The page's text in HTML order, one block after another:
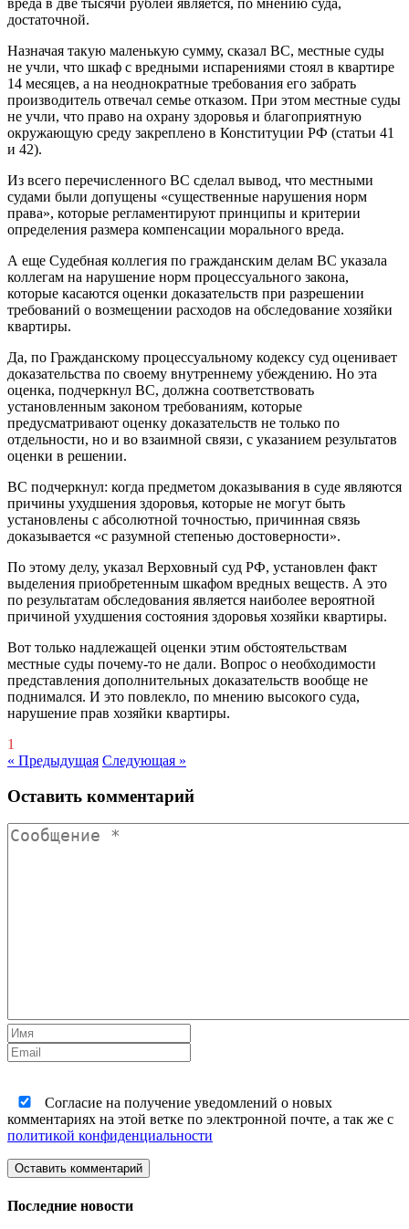
достаточной.
Назначая такую маленькую сумму, сказал ВС, местные суды
не учли, что шкаф с вредными испарениями стоял в квартире
14 месяцев, а на неоднократные требования его забрать
производитель отвечал семье отказом. При этом местные суды
не учли, что право на охрану здоровья и благоприятную
окружающую среду закреплено в Конституции РФ (статьи 41
и 42).
Из всего перечисленного ВС сделал вывод, что местными
судами были допущены «существенные нарушения норм
права», которые регламентируют принципы и критерии
определения размера компенсации морального вреда.
А еще Судебная коллегия по гражданским делам ВС указала
коллегам на нарушение норм процессуального закона,
которые касаются оценки доказательств при разрешении
требований о возмещении расходов на обследование хозяйки
квартиры.
Да, по Гражданскому процессуальному кодексу суд оценивает
доказательства по своему внутреннему убеждению. Но эта
оценка, подчеркнул ВС, должна соответствовать
установленным законом требованиям, которые
предусматривают оценку доказательств не только по
отдельности, но и во взаимной связи, с указанием результатов
оценки в решении.
ВС подчеркнул: когда предметом доказывания в суде являются
причины ухудшения здоровья, которые не могут быть
установлены с абсолютной точностью, причинная связь
доказывается «с разумной степенью достоверности».
По этому делу, указал Верховный суд РФ, установлен факт
выделения приобретенным шкафом вредных веществ. А это
по результатам обследования является наиболее вероятной
причиной ухудшения состояния здоровья хозяйки квартиры.
Вот только надлежащей оценки этим обстоятельствам
местные суды почему-то не дали. Вопрос о необходимости
представления дополнительных доказательств вообще не
поднимался. И это повлекло, по мнению высокого суда,
нарушение прав хозяйки квартиры.
1
« Предыдущая Следующая »
Оставить комментарий
Согласие на получение уведомлений о новых
комментариях на этой ветке по электронной почте, а так же с
политикой конфиденциальности
Оставить комментарий
Последние новости